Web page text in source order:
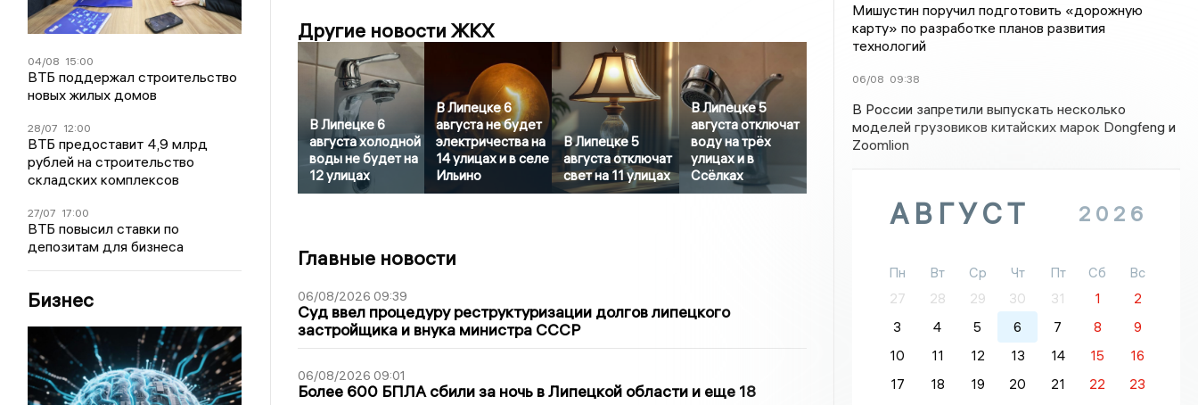
04/08 15:00
ВТБ поддержал строительство
новых жилых домов
28/07 12:00
ВТБ предоставит 4,9 млрд
рублей на строительство
складских комплексов
27/07 17:00
ВТБ повысил ставки по
депозитам для бизнеса
Бизнес
Другие новости ЖКХ
В Липецке 6
августа холодной
воды не будет на
12 улицах
В Липецке 6
августа не будет
электричества на
14 улицах и в селе
Ильино
В Липецке 5
августа отключат
свет на 11 улицах
В Липецке 5
августа отключат
воду на трёх
улицах и в
Ссёлках
Главные новости
06/08/2026 09:39
Суд ввел процедуру реструктуризации долгов липецкого
застройщика и внука министра СССР
06/08/2026 09:01
Более 600 БПЛА сбили за ночь в Липецкой области и еще 18
Мишустин поручил подготовить «дорожную
карту» по разработке планов развития
технологий
06/08 09:38
В России запретили выпускать несколько
моделей грузовиков китайских марок Dongfeng и
Zoomlion
АВГУСТ 2026
Пн Вт Ср Чт Пт Сб
Вс
27
28 29 30 31 1
2
3
4 5 6 7 8
9
10
11 12 13 14 15
16
17
18 19 20 21 22
23